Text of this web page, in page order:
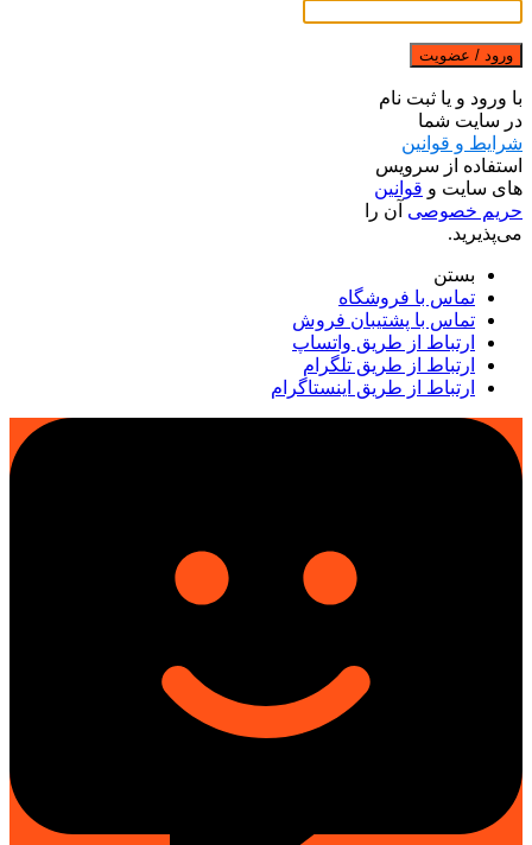
ورود / عضویت
با ورود و یا ثبت نام
در سایت شما
شرایط و قوانین
استفاده از سرویس
های سایت و قوانین
حریم خصوصی آن را
می‌پذیرید.
بستن
تماس با فروشگاه
تماس با پشتیبان فروش
ارتباط از طریق واتساپ
ارتباط از طریق تلگرام
ارتباط از طریق اینستاگرام